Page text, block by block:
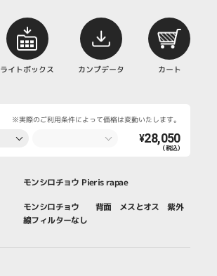
ライトボックス カンプデータ カート
※実際のご利用条件によって価格は変動いたします。
¥28,050
（税込）
モンシロチョウ Pieris rapae
モンシロチョウ 背面 メスとオス 紫外
線フィルターなし